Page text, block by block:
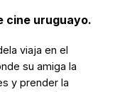
cine uruguayo.
viaja en el
su amiga la
y prender la